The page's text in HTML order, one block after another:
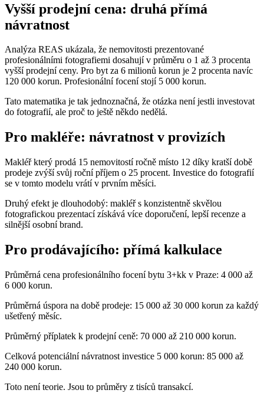
Vyšší prodejní cena: druhá přímá
návratnost
Analýza REAS ukázala, že nemovitosti prezentované
profesionálními fotografiemi dosahují v průměru o 1 až 3 procenta
vyšší prodejní ceny. Pro byt za 6 milionů korun je 2 procenta navíc
120 000 korun. Profesionální focení stojí 5 000 korun.
Tato matematika je tak jednoznačná, že otázka není jestli investovat
do fotografií, ale proč to ještě někdo nedělá.
Pro makléře: návratnost v provizích
Makléř který prodá 15 nemovitostí ročně místo 12 díky kratší době
prodeje zvýší svůj roční příjem o 25 procent. Investice do fotografií
se v tomto modelu vrátí v prvním měsíci.
Druhý efekt je dlouhodobý: makléř s konzistentně skvělou
fotografickou prezentací získává více doporučení, lepší recenze a
silnější osobní brand.
Pro prodávajícího: přímá kalkulace
Průměrná cena profesionálního focení bytu 3+kk v Praze: 4 000 až
6 000 korun.
Průměrná úspora na době prodeje: 15 000 až 30 000 korun za každý
ušetřený měsíc.
Průměrný příplatek k prodejní ceně: 70 000 až 210 000 korun.
Celková potenciální návratnost investice 5 000 korun: 85 000 až
240 000 korun.
Toto není teorie. Jsou to průměry z tisíců transakcí.